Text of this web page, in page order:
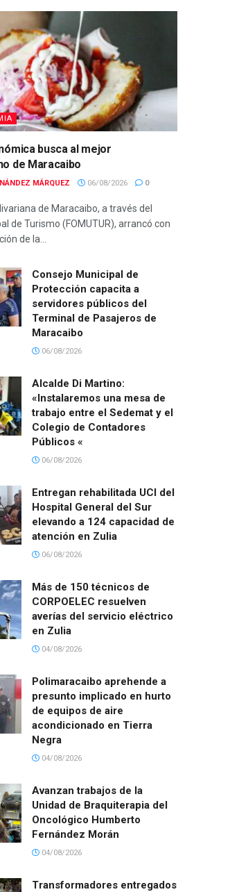
busca al mejor
de Maracaibo
MÁRQUEZ 06/08/2026 0
de Maracaibo, a través del
de Turismo (FOMUTUR), arrancó con
de la...
Consejo Municipal de
Protección capacita a
servidores públicos del
Terminal de Pasajeros de
Maracaibo
06/08/2026
Alcalde Di Martino:
«Instalaremos una mesa de
trabajo entre el Sedemat y el
Colegio de Contadores
Públicos «
06/08/2026
Entregan rehabilitada UCI del
Hospital General del Sur
elevando a 124 capacidad de
atención en Zulia
06/08/2026
Más de 150 técnicos de
CORPOELEC resuelven
averías del servicio eléctrico
en Zulia
04/08/2026
Polimaracaibo aprehende a
presunto implicado en hurto
de equipos de aire
acondicionado en Tierra
Negra
04/08/2026
Avanzan trabajos de la
Unidad de Braquiterapia del
Oncológico Humberto
Fernández Morán
04/08/2026
Transformadores entregados